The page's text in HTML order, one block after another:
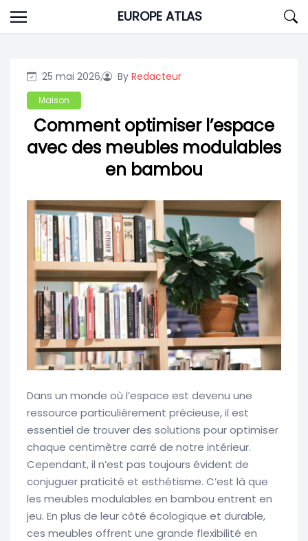
Skip
EUROPE ATLAS
25 mai 2026, By Redacteur
Maison
Comment optimiser l’espace
avec des meubles modulables
en bambou
Dans un monde où l’espace est devenu une
ressource particulièrement précieuse, il est
essentiel de trouver des solutions pour optimiser
chaque centimètre carré de notre intérieur.
Cependant, il n’est pas toujours évident de
conjuguer praticité et esthétisme. C’est là que
les meubles modulables en bambou entrent en
jeu. En plus de leur côté écologique et durable,
ces meubles offrent une grande flexibilité en